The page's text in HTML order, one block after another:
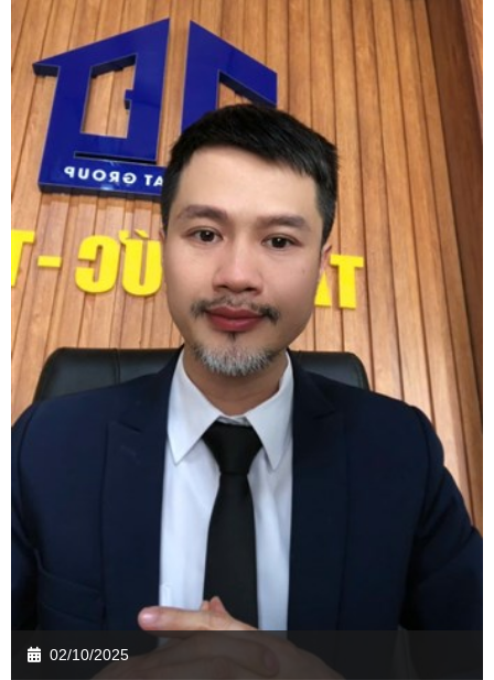
02/10/2025